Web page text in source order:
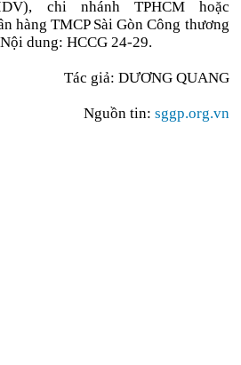
chi nhánh TPHCM hoặc
hàng TMCP Sài Gòn Công thương
dung: HCCG 24-29.
Tác giả: DƯƠNG QUANG
Nguồn tin: sggp.org.vn